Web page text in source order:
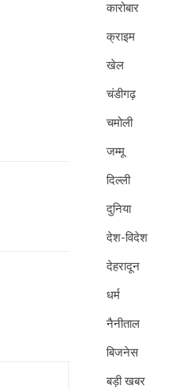
कारोबार
क्राइम
खेल
चंडीगढ़
चमोली
जम्मू
दिल्ली
दुनिया
देश-विदेश
देहरादून
धर्म
नैनीताल
बिजनेस
बड़ी खबर